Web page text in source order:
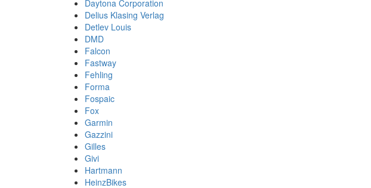
Daytona Corporation
Delius Klasing Verlag
Detlev Louis
DMD
Falcon
Fastway
Fehling
Forma
Fospaic
Fox
Garmin
Gazzini
Gilles
Givi
Hartmann
HeinzBikes